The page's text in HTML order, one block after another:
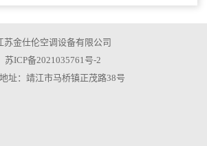
苏金仕伦空调设备有限公司
苏ICP备2021035761号-2
址：靖江市马桥镇正茂路38号